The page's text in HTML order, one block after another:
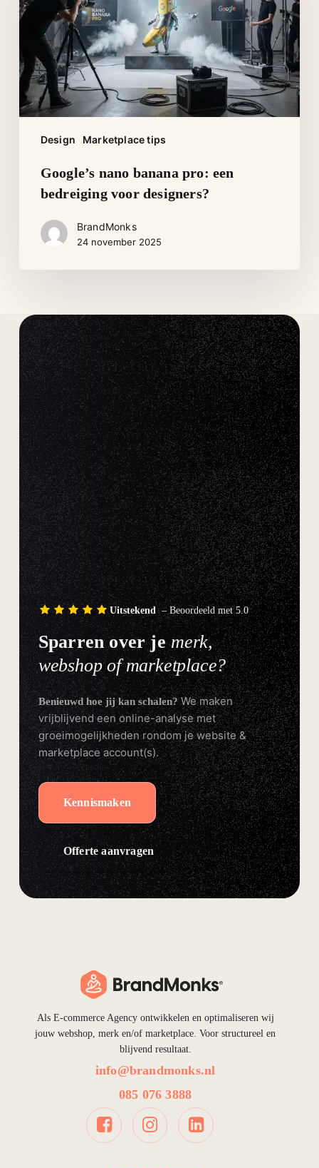
Design Marketplace tips
een
bedreiging
designers?
Google’s nano banana pro: een
bedreiging voor designers?
BrandMonks
24 november 2025
Uitstekend– Beoordeeld met 5.0
Sparren over jemerk,
webshop of marketplace?
Benieuwd hoe jij kan schalen?We maken
vrijblijvend een online-analyse met
groeimogelijkheden rondom je website &
marketplace account(s).
Kennismaken
Offerte aanvragen
Als E-commerce Agency ontwikkelen en optimaliseren wij
jouw webshop, merk en/of marketplace. Voor structureel en
blijvend resultaat.
info@brandmonks.nl
085 076 3888